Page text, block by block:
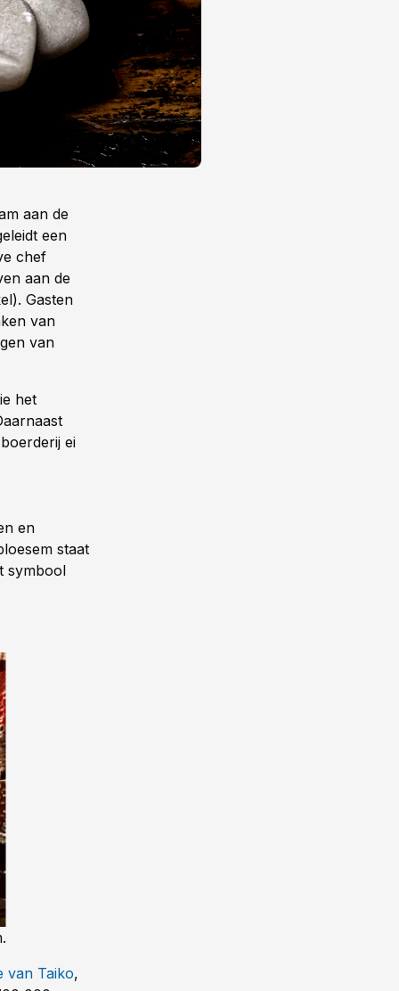
aan de
een
chef
aan de
Gasten
van
van
het
ei
en
staat
symbool
van Taiko,